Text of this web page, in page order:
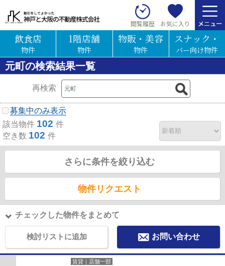
閲覧履歴 お気に入り
飲食店
物件
1階店舗
物件
物販・美容
物件
スナック・
バー向け物件
元町の検索結果一覧
再検索
募集中のみ表示
該当物件 102 件
空き数 102 件
さらに条件を絞り込む
物件リクエスト
チェックした物件をまとめて
検討リストに追加 お問い合わせ
賃貸｜店舗一部